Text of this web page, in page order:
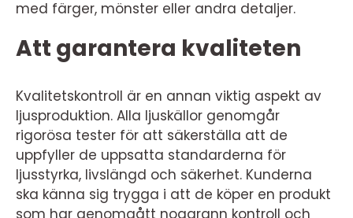
med färger, mönster eller andra detaljer.
Att garantera kvaliteten
Kvalitetskontroll är en annan viktig aspekt av
ljusproduktion. Alla ljuskällor genomgår
rigorösa tester för att säkerställa att de
uppfyller de uppsatta standarderna för
ljusstyrka, livslängd och säkerhet. Kunderna
ska känna sig trygga i att de köper en produkt
som har genomgått noggrann kontroll och